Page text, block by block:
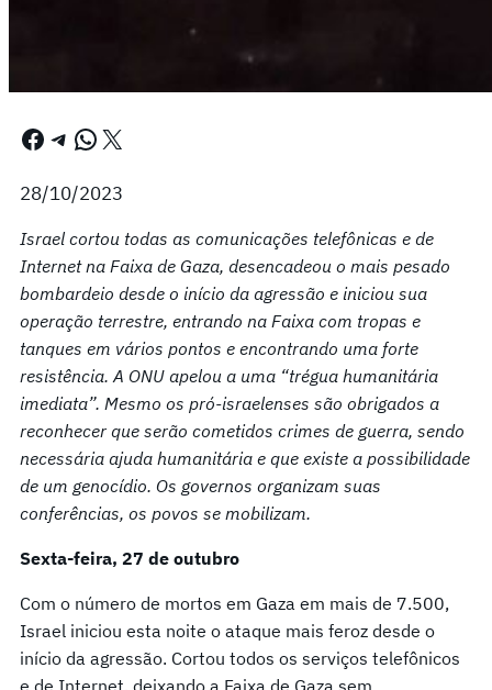
Facebook Telegram WhatsApp X
28/10/2023
Israel cortou todas as comunicações telefônicas e de
Internet na Faixa de Gaza, desencadeou o mais pesado
bombardeio desde o início da agressão e iniciou sua
operação terrestre, entrando na Faixa com tropas e
tanques em vários pontos e encontrando uma forte
resistência. A ONU apelou a uma “trégua humanitária
imediata”. Mesmo os pró-israelenses são obrigados a
reconhecer que serão cometidos crimes de guerra, sendo
necessária ajuda humanitária e que existe a possibilidade
de um genocídio. Os governos organizam suas
conferências, os povos se mobilizam.
Sexta-feira, 27 de outubro
Com o número de mortos em Gaza em mais de 7.500,
Israel iniciou esta noite o ataque mais feroz desde o
início da agressão. Cortou todos os serviços telefônicos
e de Internet, deixando a Faixa de Gaza sem